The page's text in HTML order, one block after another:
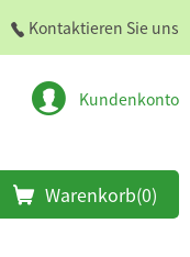
Kontaktieren Sie uns
Kundenkonto
Warenkorb(0)